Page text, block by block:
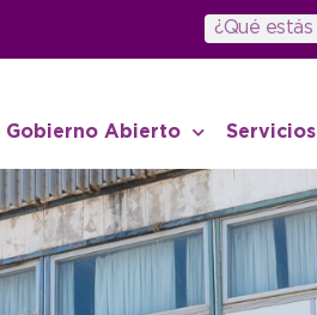
Gobierno Abierto Servicios